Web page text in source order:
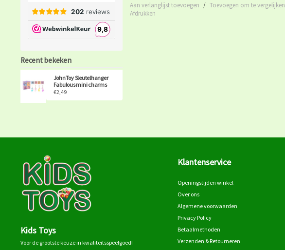
Recent bekeken
JohnToy Sleutelhanger
Fabulous mini charms
€2,49
Aan verlanglijst toevoegen / Toevoegen om te vergelijken
Afdrukken
Kids Toys
Voor de grootste keuze in kwaliteitsspeelgoed!
Klantenservice
Openingstijden winkel
Over ons
Algemene voorwaarden
Privacy Policy
Betaalmethoden
Verzenden & Retourneren